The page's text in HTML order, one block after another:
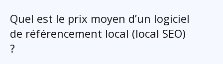
Quel est le prix moyen d’un logiciel
de référencement local (local SEO)
?